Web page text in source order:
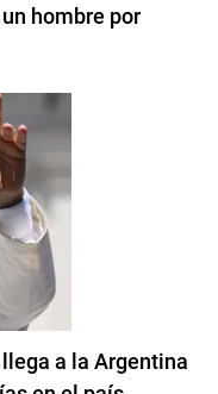
hombre por
a la Argentina